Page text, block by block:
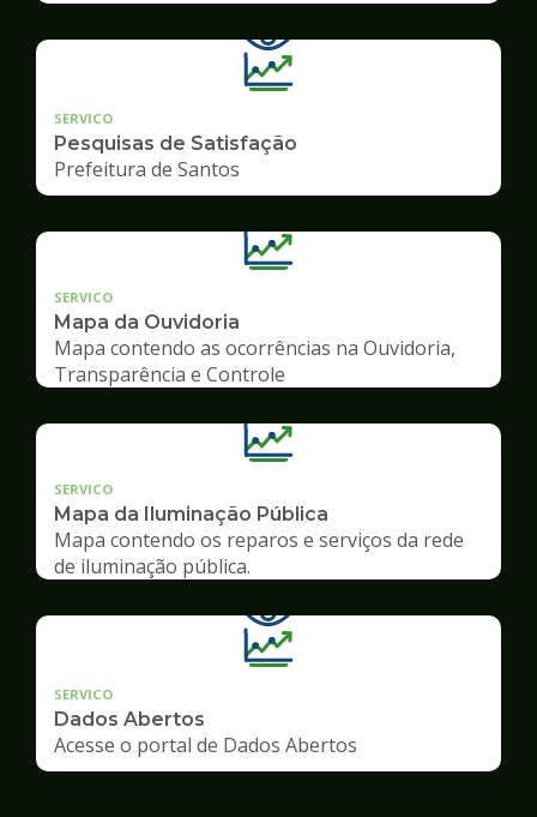
SERVICO
Pesquisas de Satisfação
Prefeitura de Santos
SERVICO
Mapa da Ouvidoria
Mapa contendo as ocorrências na Ouvidoria,
Transparência e Controle
SERVICO
Mapa da Iluminação Pública
Mapa contendo os reparos e serviços da rede
de iluminação pública.
SERVICO
Dados Abertos
Acesse o portal de Dados Abertos